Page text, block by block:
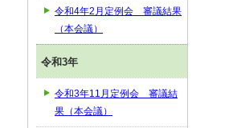
令和4年2月定例会 審議結果
（本会議）
令和3年
令和3年11月定例会 審議結
果（本会議）